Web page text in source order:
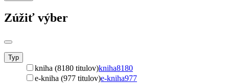
Zúžiť výber
Typ
kniha (8180 titulov)kniha8180
e-kniha (977 titulov)e-kniha977